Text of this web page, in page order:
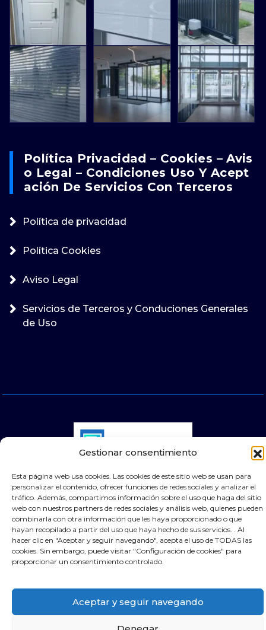
Gestionar consentimiento
Esta página web usa cookies. Las cookies de este sitio web se usan para
personalizar el contenido, ofrecer funciones de redes sociales y analizar el
tráfico. Además, compartimos información sobre el uso que haga del sitio
web con nuestros partners de redes sociales y análisis web, quienes pueden
combinarla con otra información que les haya proporcionado o que
hayan recopilado a partir del uso que haya hecho de sus servicios. . Al
hacer clic en "Aceptar y seguir navegando", acepta el uso de TODAS las
cookies. Sin embargo, puede visitar "Configuración de cookies" para
proporcionar un consentimiento controlado.
Aceptar y seguir navegando
Política Privacidad – Cookies – Avis
O Legal – Condiciones Uso Y Acept
Ación De Servicios Con Terceros
Política de privacidad
Política Cookies
Aviso Legal
Servicios de Terceros y Conduciones Generales
de Uso
© 2026 Puertas Automáticas Zaragoza | Todos los
derechos reservados Websocialmedia